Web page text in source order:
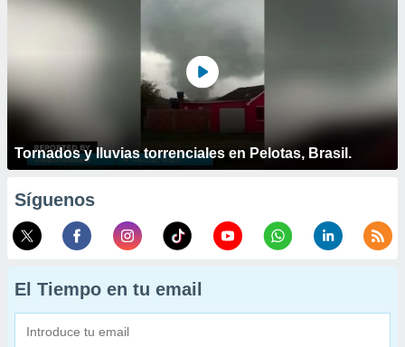
Tornados y lluvias torrenciales en Pelotas, Brasil.
Síguenos
El Tiempo en tu email